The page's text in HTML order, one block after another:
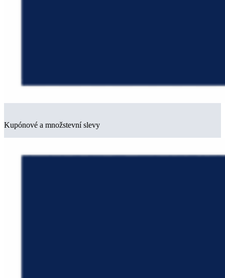
Kupónové a množstevní slevy